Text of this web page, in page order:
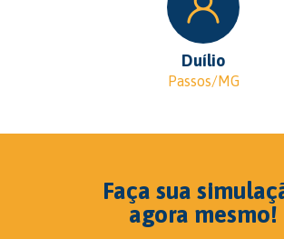
Duílio
Passos/MG
Faça sua
agora mesmo!